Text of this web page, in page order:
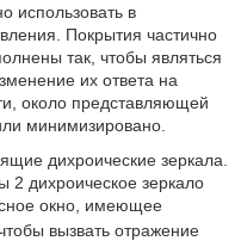
использовать в
Покрытия частично
так, чтобы являться
их ответа на
около представляющей
минимизировано.
дихроические зеркала.
2 дихроическое зеркало
окно, имеющее
вызвать отражение